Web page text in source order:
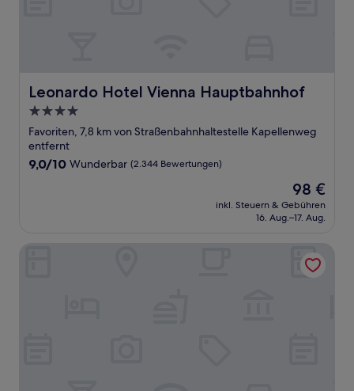
Leonardo Hotel Vienna Hauptbahnhof
Leonardo Hotel Vienna Hauptbahnhof
4.0-
Sterne-
Unterkunft
Favoriten, 7,8 km von Straßenbahnhaltestelle Kapellenweg
entfernt
9.0
9,0/10 Wunderbar (2.344 Bewertungen)
Der
Preis
beträgt
98 €
inkl. Steuern & Gebühren
16. Aug.–17. Aug.